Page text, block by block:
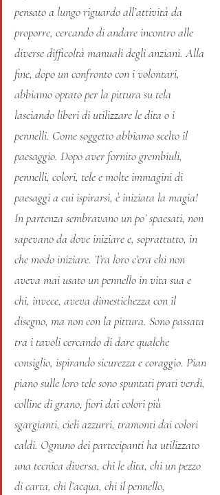
pensato a lungo riguardo all’attività da
proporre, cercando di andare incontro alle
diverse difficoltà manuali degli anziani. Alla
fine, dopo un confronto con i volontari,
abbiamo optato per la pittura su tela
lasciando liberi di utilizzare le dita o i
pennelli. Come soggetto abbiamo scelto il
paesaggio. Dopo aver fornito grembiuli,
pennelli, colori, tele e molte immagini di
paesaggi a cui ispirarsi, è iniziata la magia!
In partenza sembravano un po’ spaesati, non
sapevano da dove iniziare e, soprattutto, in
che modo iniziare. Tra loro c’era chi non
aveva mai usato un pennello in vita sua e
chi, invece, aveva dimestichezza con il
disegno, ma non con la pittura. Sono passata
tra i tavoli cercando di dare qualche
consiglio, ispirando sicurezza e coraggio. Pian
piano sulle loro tele sono spuntati prati verdi,
colline di grano, fiori dai colori più
sgargianti, cieli azzurri, tramonti dai colori
caldi. Ognuno dei partecipanti ha utilizzato
una tecnica diversa, chi le dita, chi un pezzo
di carta, chi l’acqua, chi il pennello,